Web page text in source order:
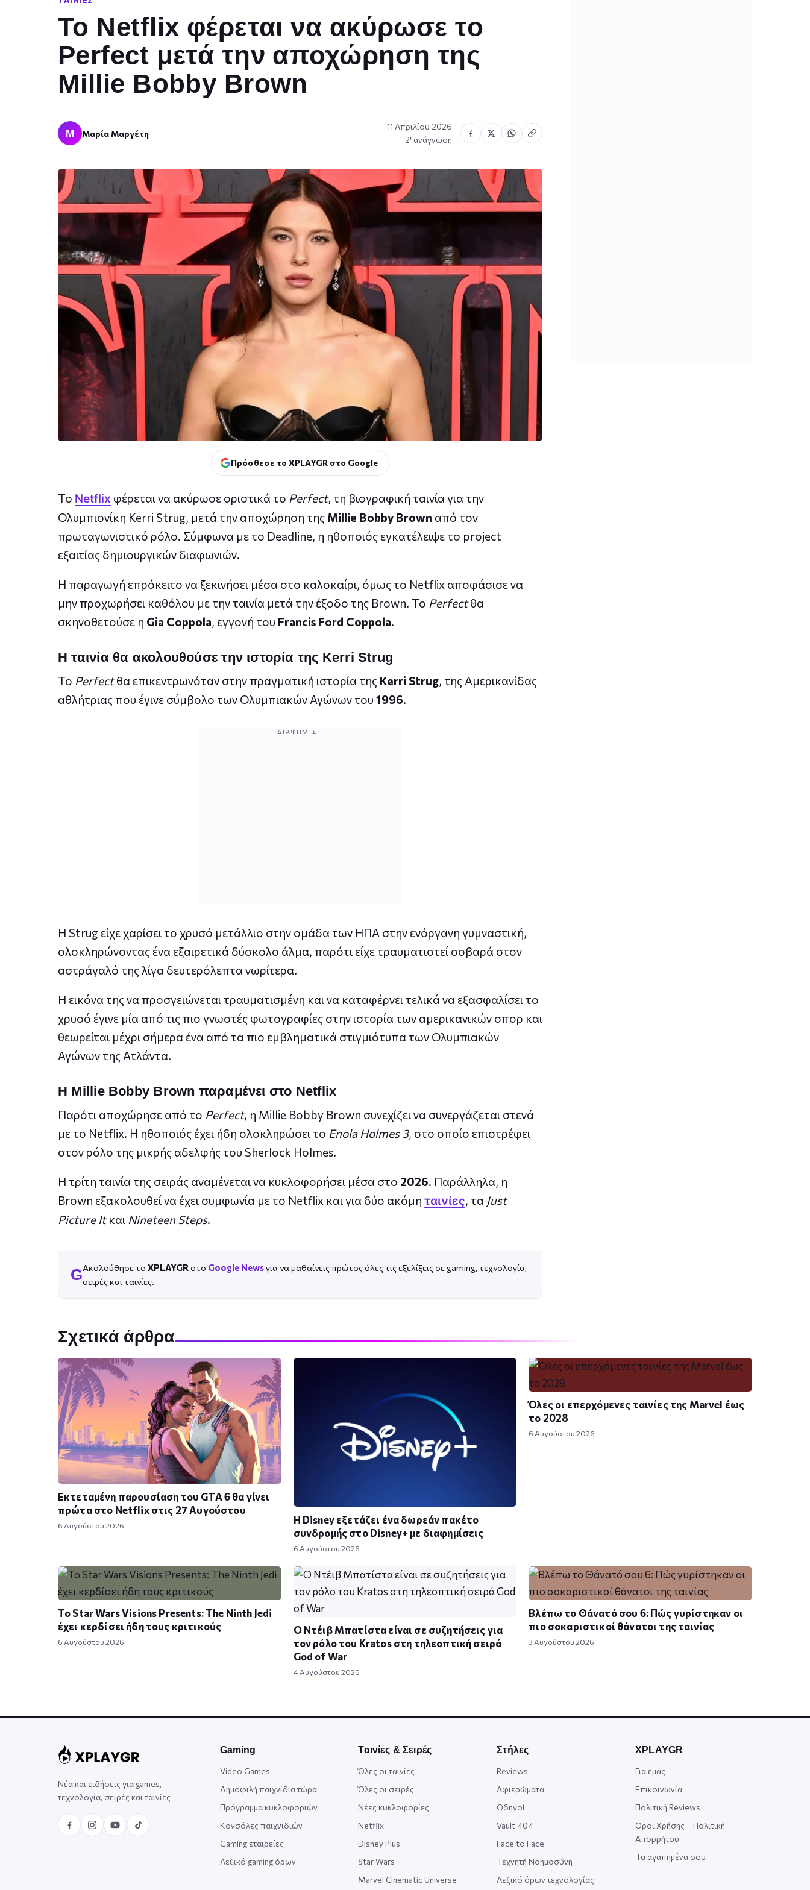
Το Netflix φέρεται να ακύρωσε το
Perfect μετά την αποχώρηση της
Millie Bobby Brown
Μ Μαρία Μαργέτη
11 Απριλίου 2026
2′ ανάγνωση
Πρόσθεσε το XPLAYGR στο Google
Το Netflix φέρεται να ακύρωσε οριστικά το Perfect, τη βιογραφική ταινία για την
Ολυμπιονίκη Kerri Strug, μετά την αποχώρηση της Millie Bobby Brown από τον
πρωταγωνιστικό ρόλο. Σύμφωνα με το Deadline, η ηθοποιός εγκατέλειψε το project
εξαιτίας δημιουργικών διαφωνιών.
Η παραγωγή επρόκειτο να ξεκινήσει μέσα στο καλοκαίρι, όμως το Netflix αποφάσισε να
μην προχωρήσει καθόλου με την ταινία μετά την έξοδο της Brown. Το Perfectθα
σκηνοθετούσε η Gia Coppola, εγγονή του Francis Ford Coppola.
Η ταινία θα ακολουθούσε την ιστορία της Kerri Strug
Το Perfectθα επικεντρωνόταν στην πραγματική ιστορία της Kerri Strug, της Αμερικανίδας
αθλήτριας που έγινε σύμβολο των Ολυμπιακών Αγώνων του 1996.
ΔΙΑΦΉΜΙΣΗ
Η Strug είχε χαρίσει το χρυσό μετάλλιο στην ομάδα των ΗΠΑ στην ενόργανη γυμναστική,
ολοκληρώνοντας ένα εξαιρετικά δύσκολο άλμα, παρότι είχε τραυματιστεί σοβαρά στον
αστράγαλό της λίγα δευτερόλεπτα νωρίτερα.
Η εικόνα της να προσγειώνεται τραυματισμένη και να καταφέρνει τελικά να εξασφαλίσει το
χρυσό έγινε μία από τις πιο γνωστές φωτογραφίες στην ιστορία των αμερικανικών σπορ και
θεωρείται μέχρι σήμερα ένα από τα πιο εμβληματικά στιγμιότυπα των Ολυμπιακών
Αγώνων της Ατλάντα.
Η Millie Bobby Brown παραμένει στο Netflix
Παρότι αποχώρησε από το Perfect, η Millie Bobby Brown συνεχίζει να συνεργάζεται στενά
με το Netflix. Η ηθοποιός έχει ήδη ολοκληρώσει το Enola Holmes 3, στο οποίο επιστρέφει
στον ρόλο της μικρής αδελφής του Sherlock Holmes.
Η τρίτη ταινία της σειράς αναμένεται να κυκλοφορήσει μέσα στο 2026. Παράλληλα, η
Brown εξακολουθεί να έχει συμφωνία με το Netflix και για δύο ακόμη ταινίες, τα Just
Picture Itκαι Nineteen Steps.
GΑκολούθησε το XPLAYGR στο Google Newsγια να μαθαίνεις πρώτος όλες τις εξελίξεις σε gaming, τεχνολογία,
σειρές και ταινίες.
Σχετικά άρθρα
Εκτεταμένη παρουσίαση του GTA 6 θα γίνει
πρώτα στο Netflix στις 27 Αυγούστου
6 Αυγούστου 2026
Η Disney εξετάζει ένα δωρεάν πακέτο
συνδρομής στο Disney+ με διαφημίσεις
6 Αυγούστου 2026
Όλες οι επερχόμενες ταινίες της Marvel έως
το 2028
6 Αυγούστου 2026
Το Star Wars Visions Presents: The Ninth Jedi
έχει κερδίσει ήδη τους κριτικούς
6 Αυγούστου 2026
Ο Ντέιβ Μπατίστα είναι σε συζητήσεις για
τον ρόλο του Kratos στη τηλεοπτική σειρά
God of War
4 Αυγούστου 2026
Βλέπω το Θάνατό σου 6: Πώς γυρίστηκαν οι
πιο σοκαριστικοί θάνατοι της ταινίας
3 Αυγούστου 2026
Νέα και ειδήσεις για games,
τεχνολογία, σειρές και ταινίες
Gaming
Video Games
Δημοφιλή παιχνίδια τώρα
Πρόγραμμα κυκλοφοριών
Κονσόλες παιχνιδιών
Gaming εταιρείες
Λεξικό gaming όρων
Ταινίες & Σειρές
Όλες οι ταινίες
Όλες οι σειρές
Νέες κυκλοφορίες
Netflix
Disney Plus
Star Wars
Marvel Cinematic Universe
Στήλες
Reviews
Αφιερώματα
Οδηγοί
Vault 404
Face to Face
Τεχνητή Νοημοσύνη
Λεξικό όρων τεχνολογίας
XPLAYGR
Για εμάς
Επικοινωνία
Πολιτική Reviews
Όροι Χρήσης – Πολιτική
Απορρήτου
Τα αγαπημένα σου